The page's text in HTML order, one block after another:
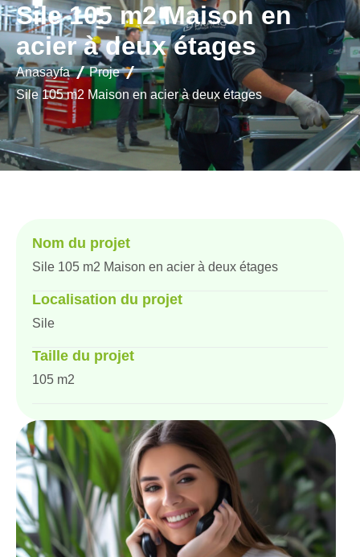
Sile 105 m2 Maison en
acier à deux étages
Anasayfa
Proje
Sile 105 m2 Maison en acier à deux étages
Nom du projet
Sile 105 m2 Maison en acier à deux étages
Localisation du projet
Sile
Taille du projet
105 m2